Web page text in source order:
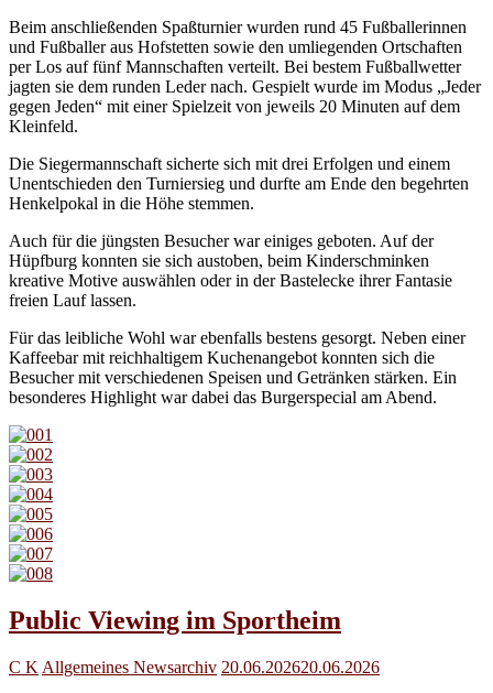
Beim anschließenden Spaßturnier wurden rund 45 Fußballerinnen
und Fußballer aus Hofstetten sowie den umliegenden Ortschaften
per Los auf fünf Mannschaften verteilt. Bei bestem Fußballwetter
jagten sie dem runden Leder nach. Gespielt wurde im Modus „Jeder
gegen Jeden“ mit einer Spielzeit von jeweils 20 Minuten auf dem
Kleinfeld.
Die Siegermannschaft sicherte sich mit drei Erfolgen und einem
Unentschieden den Turniersieg und durfte am Ende den begehrten
Henkelpokal in die Höhe stemmen.
Auch für die jüngsten Besucher war einiges geboten. Auf der
Hüpfburg konnten sie sich austoben, beim Kinderschminken
kreative Motive auswählen oder in der Bastelecke ihrer Fantasie
freien Lauf lassen.
Für das leibliche Wohl war ebenfalls bestens gesorgt. Neben einer
Kaffeebar mit reichhaltigem Kuchenangebot konnten sich die
Besucher mit verschiedenen Speisen und Getränken stärken. Ein
besonderes Highlight war dabei das Burgerspecial am Abend.
Public Viewing im Sportheim
C K Allgemeines Newsarchiv 20.06.202620.06.2026